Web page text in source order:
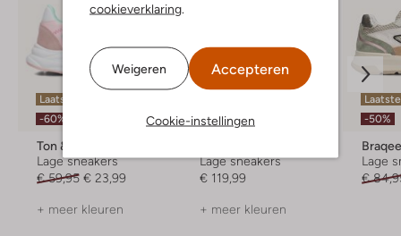
cookieverklaring.
Weigeren Accepteren
Cookie-instellingen
Laatste item
-60%
Ton & Ton
Lage sneakers
€ 59,95 € 23,99
+ meer kleuren
Lage sneakers
€ 119,99
+ meer kleuren
-50%
Lage
€